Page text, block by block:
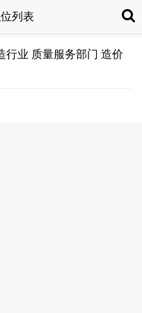
列表
行业 质量服务部门 造价